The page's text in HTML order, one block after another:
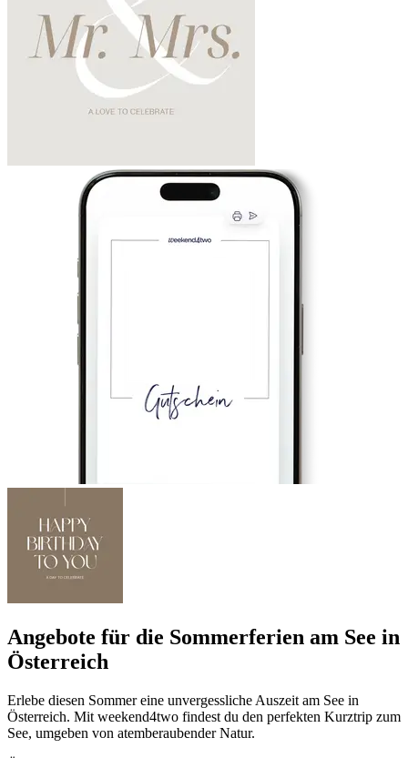
Angebote für die Sommerferien am See in
Österreich
Erlebe diesen Sommer eine unvergessliche Auszeit am See in
Österreich. Mit weekend4two findest du den perfekten Kurztrip zum
See, umgeben von atemberaubender Natur.